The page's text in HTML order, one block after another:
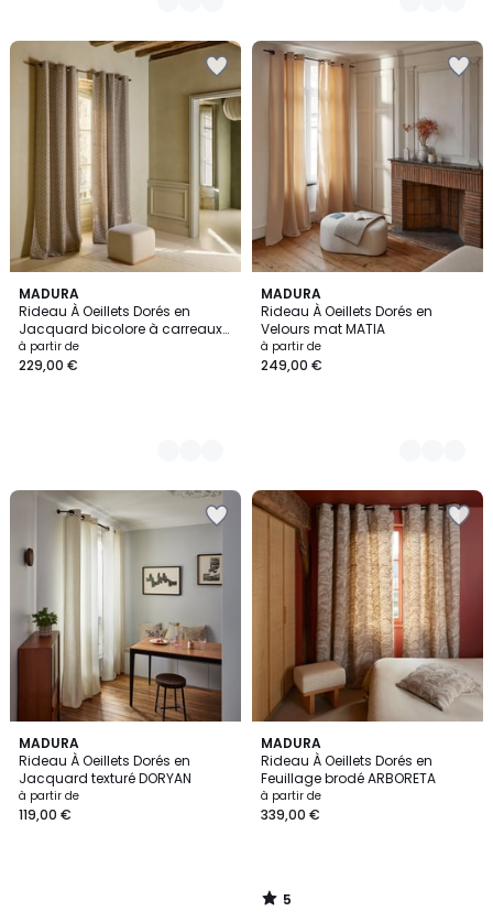
MADURA
Rideau À Oeillets Dorés en
Jacquard bicolore à carreaux
CASTIN
à partir de
229,00 €
3
Couleurs
MADURA
Rideau À Oeillets Dorés en
Velours mat MATIA
à partir de
249,00 €
8
Couleurs
MADURA
Rideau À Oeillets Dorés en
Jacquard texturé DORYAN
à partir de
119,00 €
MADURA
Rideau À Oeillets Dorés en
Feuillage brodé ARBORETA
à partir de
339,00 €
5
/
5
5
/